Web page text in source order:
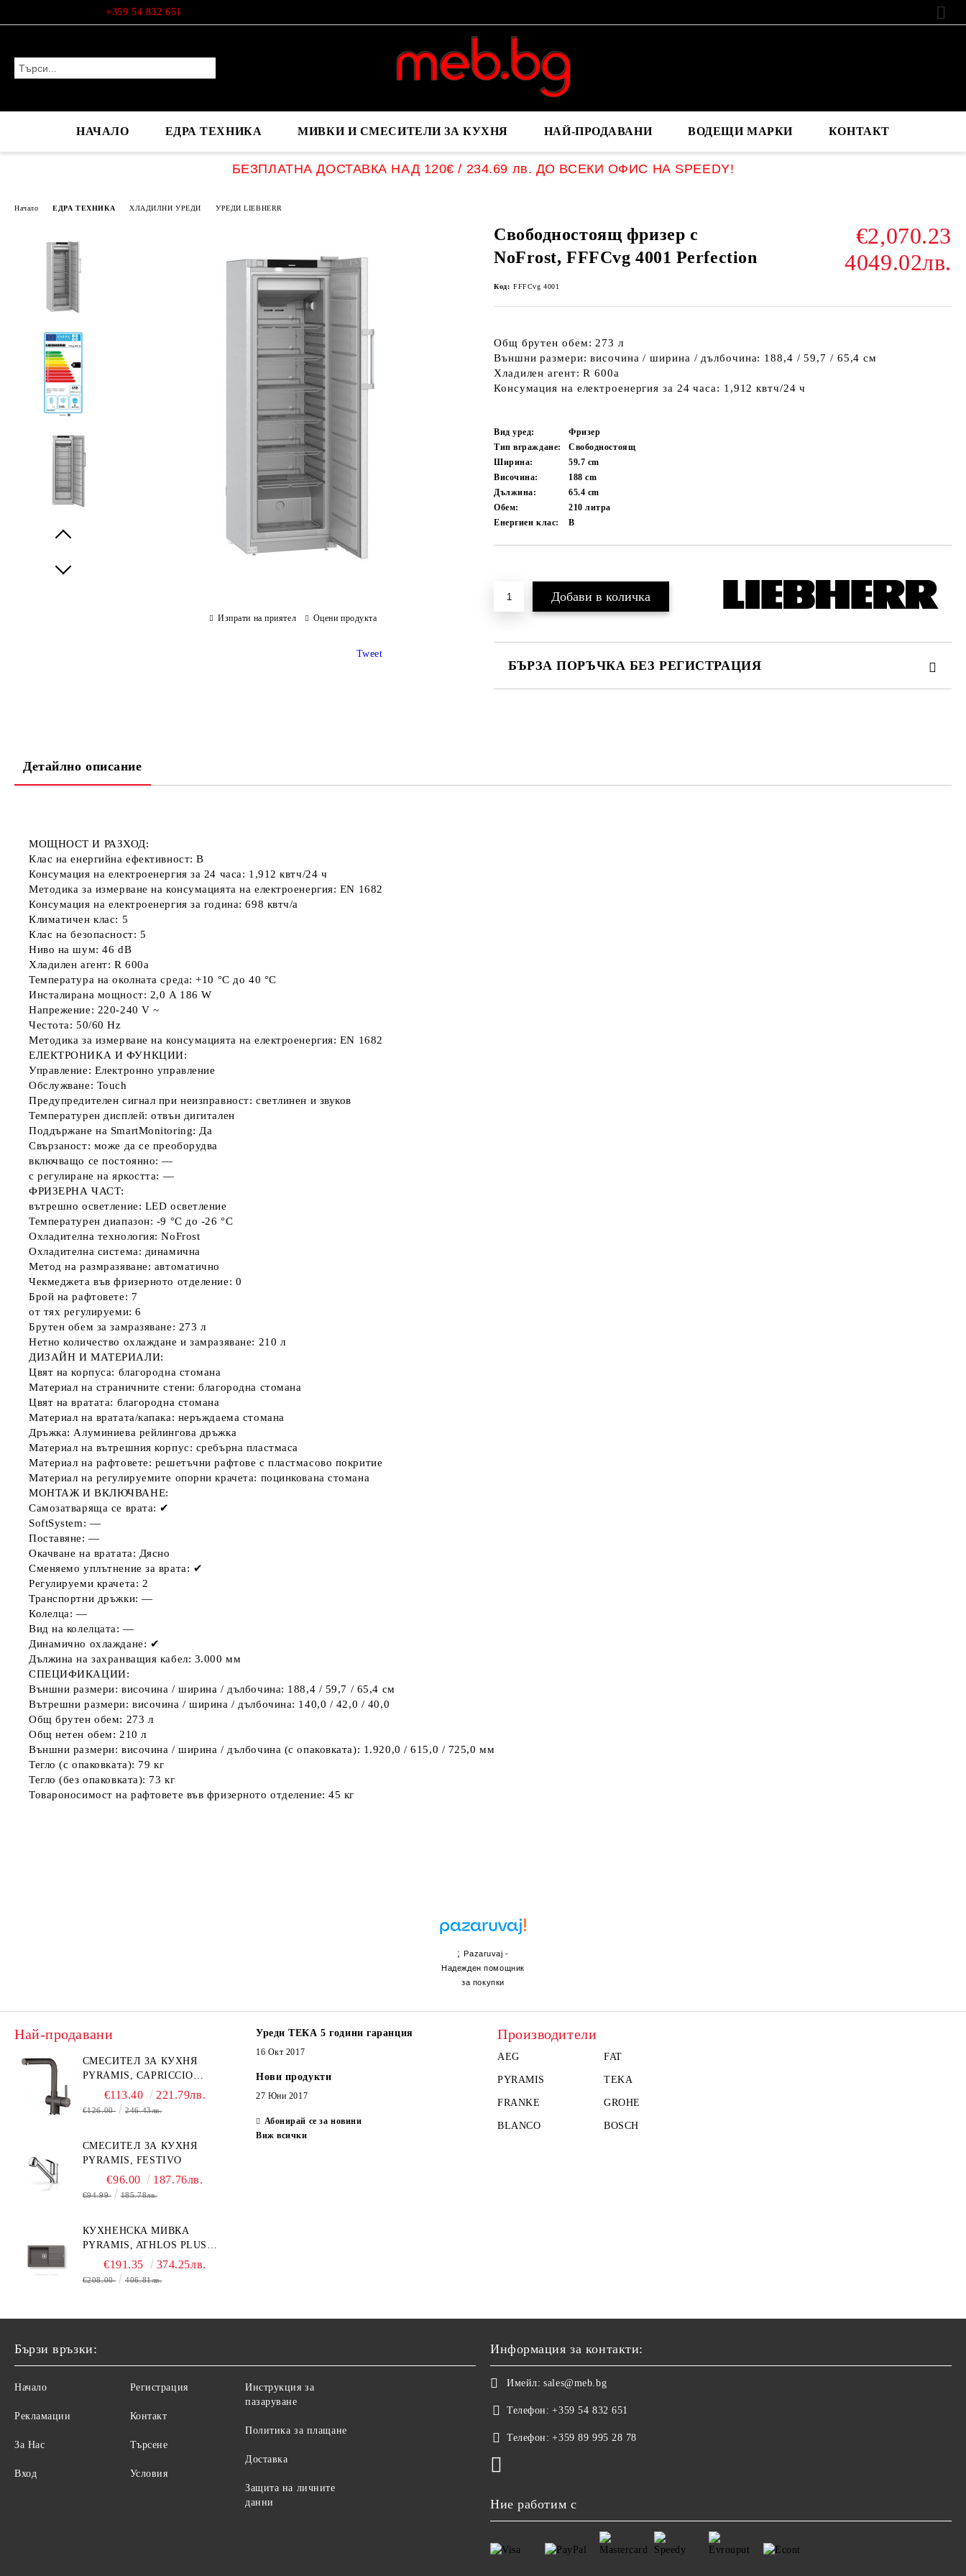
+359 54 832 651
НАЧАЛО ЕДРА ТЕХНИКА МИВКИ И СМЕСИТЕЛИ ЗА КУХНЯ НАЙ-ПРОДАВАНИ ВОДЕЩИ МАРКИ КОНТАКТ
БЕЗПЛАТНА ДОСТАВКА НАД 120€ / 234.69 лв. ДО ВСЕКИ ОФИС НА SPEEDY!
Начало ЕДРА ТЕХНИКА ХЛАДИЛНИ УРЕДИ УРЕДИ LIEBHERR
Свободностоящ фризер с
NoFrost, FFFCvg 4001 Perfection
€2,070.23
4049.02лв.
Код: FFFCvg 4001
Общ брутен обем: 273 л
Външни размери: височина / ширина / дълбочина: 188,4 / 59,7 / 65,4 см
Хладилен агент: R 600a
Консумация на електроенергия за 24 часа: 1,912 квтч/24 ч
Вид уред:
Фризер
Тип вграждане:
Свободностоящ
Ширина:
59.7 cm
Височина:
188cm
Дължина:
65.4 cm
Обем:
210литра
Енергиен клас:
B
БЪРЗА ПОРЪЧКА БЕЗ РЕГИСТРАЦИЯ
Изпрати на приятел Оцени продукта
Tweet
Детайлно описание
МОЩНОСТ И РАЗХОД:
Клас на енергийна ефективност: B
Консумация на електроенергия за 24 часа: 1,912 квтч/24 ч
Методика за измерване на консумацията на електроенергия: EN 1682
Консумация на електроенергия за година: 698 квтч/a
Климатичен клас: 5
Клас на безопасност: 5
Ниво на шум: 46 dB
Хладилен агент: R 600a
Температура на околната среда: +10 °C до 40 °C
Инсталирана мощност: 2,0 A 186 W
Напрежение: 220-240 V ~
Честота: 50/60 Hz
Методика за измерване на консумацията на електроенергия: EN 1682
ЕЛЕКТРОНИКА И ФУНКЦИИ:
Управление: Електронно управление
Обслужване: Touch
Предупредителен сигнал при неизправност: светлинен и звуков
Температурен дисплей: отвън дигитален
Поддържане на SmartMonitoring: Да
Свързаност: може да се преоборудва
включващо се постоянно: —
с регулиране на яркостта: —
ФРИЗЕРНА ЧАСТ:
вътрешно осветление: LED осветление
Температурен диапазон: -9 °C до -26 °C
Охладителна технология: NoFrost
Охладителна система: динамична
Метод на размразяване: автоматично
Чекмеджета във фризерното отделение: 0
Брой на рафтовете: 7
от тях регулируеми: 6
Брутен обем за замразяване: 273 л
Нетно количество охлаждане и замразяване: 210 л
ДИЗАЙН И МАТЕРИАЛИ:
Цвят на корпуса: благородна стомана
Материал на страничните стени: благородна стомана
Цвят на вратата: благородна стомана
Материал на вратата/капака: неръждаема стомана
Дръжка: Алуминиева рейлингова дръжка
Материал на вътрешния корпус: сребърна пластмаса
Материал на рафтовете: решетъчни рафтове с пластмасово покритие
Материал на регулируемите опорни крачета: поцинкована стомана
МОНТАЖ И ВКЛЮЧВАНЕ:
Самозатваряща се врата: ✔
SoftSystem: —
Поставяне: —
Окачване на вратата: Дясно
Сменяемо уплътнение за врата: ✔
Регулируеми крачета: 2
Транспортни дръжки: —
Колелца: —
Вид на колелцата: —
Динамично охлаждане: ✔
Дължина на захранващия кабел: 3.000 мм
СПЕЦИФИКАЦИИ:
Външни размери: височина / ширина / дълбочина: 188,4 / 59,7 / 65,4 см
Вътрешни размери: височина / ширина / дълбочина: 140,0 / 42,0 / 40,0
Общ брутен обем: 273 л
Общ нетен обем: 210 л
Външни размери: височина / ширина / дълбочина (с опаковката): 1.920,0 / 615,0 / 725,0 мм
Тегло (с опаковката): 79 кг
Тегло (без опаковката): 73 кг
Товароносимост на рафтовете във фризерното отделение: 45 кг
;Pazaruvaj -
Надежден помощник
за покупки
Най-продавани
СМЕСИТЕЛ ЗА КУХНЯ
PYRAMIS, CAPRICCIO
PYRAGRANITE
€113.40 221.79лв.
€126.00 246.43лв.
СМЕСИТЕЛ ЗА КУХНЯ
PYRAMIS, FESTIVO
€96.00 187.76лв.
€94.99 185.78лв.
КУХНЕНСКА МИВКА
PYRAMIS, ATHLOS PLUS
(86X50) 1B 1D
€191.35 374.25лв.
€208.00 406.81лв.
Уреди ТЕКА 5 години гаранция
16 Окт 2017
Нови продукти
27 Юни 2017
Абонирай се за новини
Виж всички
Производители
AEG FAT
PYRAMIS TEKA
FRANKE GROHE
BLANCO BOSCH
Бързи връзки:
Начало
Рекламации
За Нас
Вход
Регистрация
Контакт
Търсене
Условия
Инструкция за
пазаруване
Политика за плащане
Доставка
Защита на личните
данни
Информация за контакти:
Имейл: sales@meb.bg
Телефон: +359 54 832 651
Телефон: +359 89 995 28 78
Ние работим с